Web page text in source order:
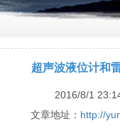
超声波液位计和
2016/8/1
文章地址： http://